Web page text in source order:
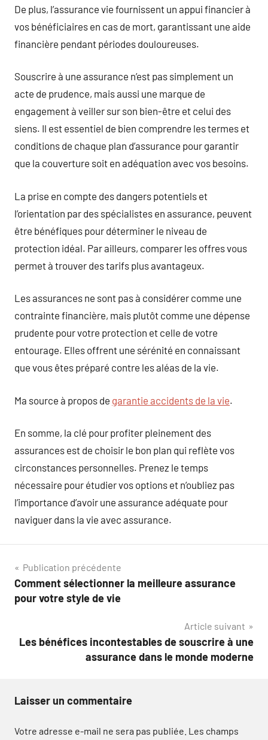
De plus, l’assurance vie fournissent un appui financier à
vos bénéficiaires en cas de mort, garantissant une aide
financière pendant périodes douloureuses.
Souscrire à une assurance n’est pas simplement un
acte de prudence, mais aussi une marque de
engagement à veiller sur son bien-être et celui des
siens. Il est essentiel de bien comprendre les termes et
conditions de chaque plan d’assurance pour garantir
que la couverture soit en adéquation avec vos besoins.
La prise en compte des dangers potentiels et
l’orientation par des spécialistes en assurance, peuvent
être bénéfiques pour déterminer le niveau de
protection idéal. Par ailleurs, comparer les offres vous
permet à trouver des tarifs plus avantageux.
Les assurances ne sont pas à considérer comme une
contrainte financière, mais plutôt comme une dépense
prudente pour votre protection et celle de votre
entourage. Elles offrent une sérénité en connaissant
que vous êtes préparé contre les aléas de la vie.
Ma source à propos de garantie accidents de la vie.
En somme, la clé pour profiter pleinement des
assurances est de choisir le bon plan qui reflète vos
circonstances personnelles. Prenez le temps
nécessaire pour étudier vos options et n’oubliez pas
l’importance d’avoir une assurance adéquate pour
naviguer dans la vie avec assurance.
Navigation
de
Publication précédente
Comment sélectionner la meilleure assurance
pour votre style de vie
Article suivant
Les bénéfices incontestables de souscrire à une
assurance dans le monde moderne
Laisser un commentaire
Votre adresse e-mail ne sera pas publiée. Les champs